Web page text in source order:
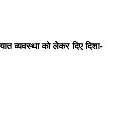
व्यवस्था को लेकर दिए दिशा-